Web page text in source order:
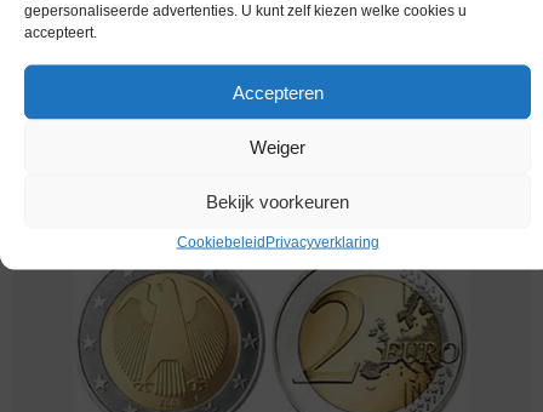
gepersonaliseerde advertenties. U kunt zelf kiezen welke cookies u
accepteert.
Accepteren
Weiger
Bekijk voorkeuren
CookiebeleidPrivacyverklaring
Euromunten / Duitsland / 2024 A / 2 Euro / Unc